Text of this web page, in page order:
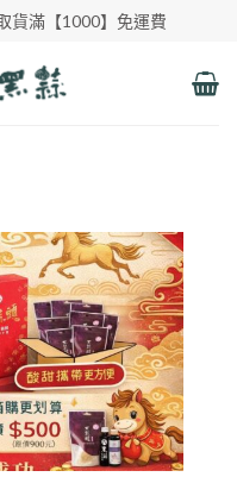
貨滿【1000】免運費